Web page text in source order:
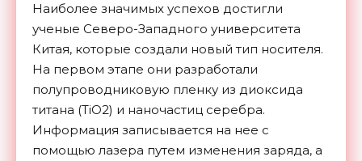
Наиболее значимых успехов достигли
ученые Северо-Западного университета
Китая, которые создали новый тип носителя.
На первом этапе они разработали
полупроводниковую пленку из диоксида
титана (TiO2) и наночастиц серебра.
Информация записывается на нее с
помощью лазера путем изменения заряда, а